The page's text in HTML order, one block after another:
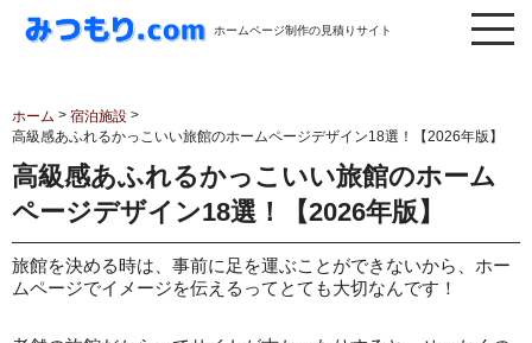
ホームページ制作の見積りサイト
ホーム > 宿泊施設 >
高級感あふれるかっこいい旅館のホームページデザイン18選！【2026年版】
高級感あふれるかっこいい旅館のホーム
ページデザイン18選！【2026年版】
旅館を決める時は、事前に足を運ぶことができないから、ホー
ムページでイメージを伝えるってとても大切なんです！